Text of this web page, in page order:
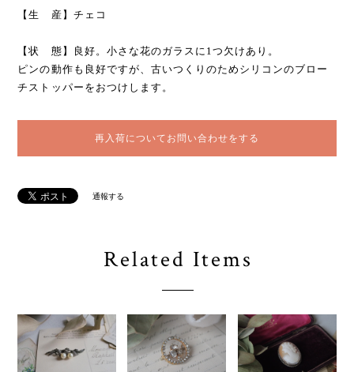
【生 産】チェコ
【状 態】良好。小さな花のガラスに1つ欠けあり。
ピンの動作も良好ですが、古いつくりのためシリコンのブロー
チストッパーをおつけします。
再入荷についてお問い合わせをする
通報する
Related Items